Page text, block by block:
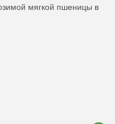
мягкой пшеницы в